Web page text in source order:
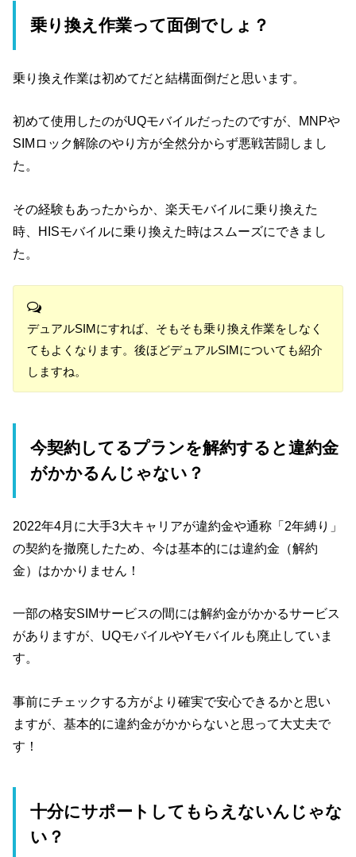
乗り換え作業って面倒でしょ？
乗り換え作業は初めてだと結構面倒だと思います。
初めて使用したのがUQモバイルだったのですが、MNPや
SIMロック解除のやり方が全然分からず悪戦苦闘しまし
た。
その経験もあったからか、楽天モバイルに乗り換えた
時、HISモバイルに乗り換えた時はスムーズにできまし
た。
デュアルSIMにすれば、そもそも乗り換え作業をしなく
てもよくなります。後ほどデュアルSIMについても紹介
しますね。
今契約してるプランを解約すると違約金
がかかるんじゃない？
2022年4月に大手3大キャリアが違約金や通称「2年縛り」
の契約を撤廃したため、今は基本的には違約金（解約
金）はかかりません！
一部の格安SIMサービスの間には解約金がかかるサービス
がありますが、UQモバイルやYモバイルも廃止していま
す。
事前にチェックする方がより確実で安心できるかと思い
ますが、基本的に違約金がかからないと思って大丈夫で
す！
十分にサポートしてもらえないんじゃな
い？